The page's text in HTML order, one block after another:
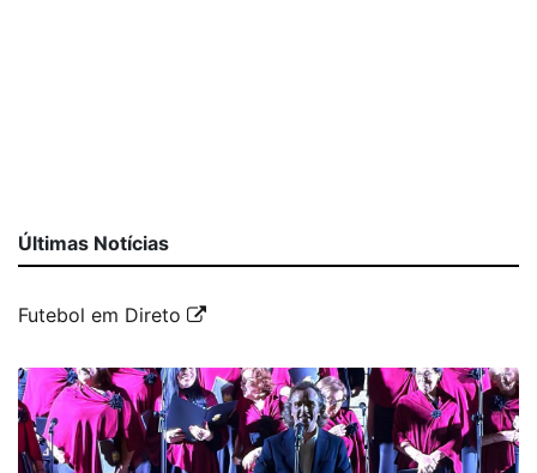
Últimas Notícias
Futebol em Direto